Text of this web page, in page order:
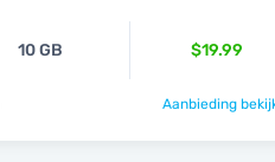
10 GB $19.99
Aanbieding